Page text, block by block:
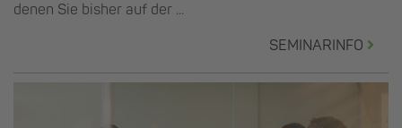
denen Sie bisher auf der ...
SEMINARINFO